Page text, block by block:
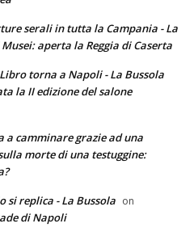
serali in tutta la Campania - La
aperta la Reggia di Caserta
torna a Napoli - La Bussola
la II edizione del salone
camminare grazie ad una
morte di una testuggine:
si replica - La Bussola on
di Napoli